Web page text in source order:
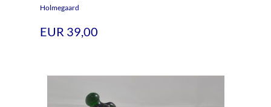
Holmegaard
EUR 39,00